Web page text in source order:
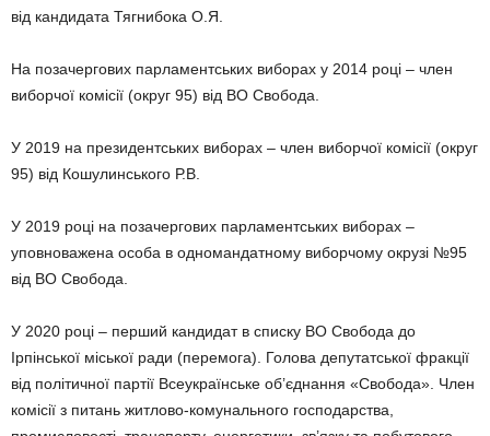
від кандидата Тягнибока О.Я.
На позачергових парламентських виборах у 2014 році – член
виборчої комісії (округ 95) від ВО Свобода.
У 2019 на президентських виборах – член виборчої комісії (округ
95) від Кошулинського Р.В.
У 2019 році на позачергових парламентських виборах –
уповноважена особа в одномандатному виборчому окрузі №95
від ВО Свобода.
У 2020 році – перший кандидат в списку ВО Свобода до
Ірпінської міської ради (перемога). Голова депутатської фракції
від політичної партії Всеукраїнське об’єднання «Свобода». Член
комісії з питань житлово-комунального господарства,